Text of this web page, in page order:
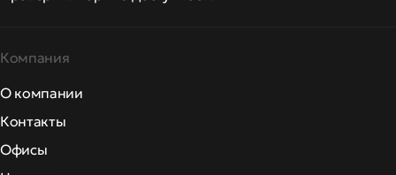
Компания
О компании
Контакты
Офисы